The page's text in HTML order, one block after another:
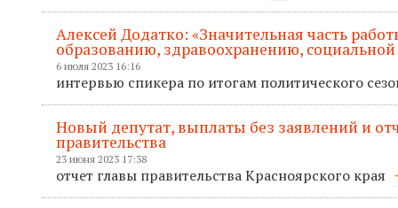
Алексей Додатко: «Значительная часть
образованию, здравоохранению,
6 июля 2023 16:16
интервью спикера по итогам политического
Новый депутат, выплаты без заявлений и
правительства
23 июня 2023 17:38
отчет главы правительства Красноярского края